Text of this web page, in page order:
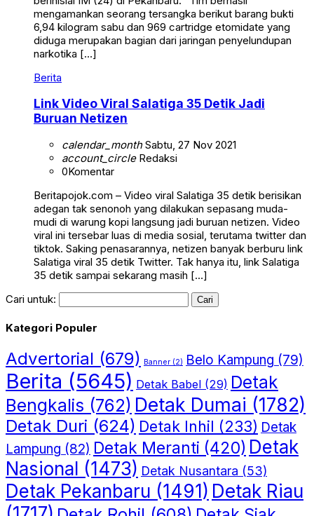
mengamankan seorang tersangka berikut barang bukti
6,94 kilogram sabu dan 969 cartridge etomidate yang
diduga merupakan bagian dari jaringan penyelundupan
narkotika […]
Berita
Link Video Viral Salatiga 35 Detik Jadi
Buruan Netizen
calendar_monthSabtu, 27 Nov 2021
account_circleRedaksi
0Komentar
Beritapojok.com – Video viral Salatiga 35 detik berisikan
adegan tak senonoh yang dilakukan sepasang muda-
mudi di warung kopi langsung jadi buruan netizen. Video
viral ini tersebar luas di media sosial, terutama twitter dan
tiktok. Saking penasarannya, netizen banyak berburu link
Salatiga viral 35 detik Twitter. Tak hanya itu, link Salatiga
35 detik sampai sekarang masih […]
Cari untuk:
Kategori Populer
Advertorial (679) Banner (2) Belo Kampung (79)
Berita (5645) Detak Babel (29) Detak
Bengkalis (762) Detak Dumai (1782)
Detak Duri (624) Detak Inhil (233) Detak
Lampung (82) Detak Meranti (420) Detak
Nasional (1473) Detak Nusantara (53)
Detak Pekanbaru (1491) Detak Riau